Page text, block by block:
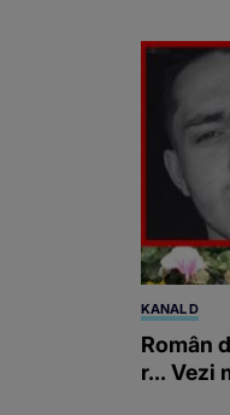
KANAL D
Român
r... Vezi